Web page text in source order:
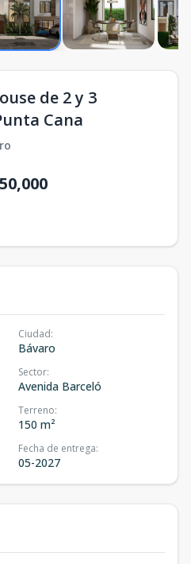
de 2 y 3
Cana
Ciudad:
Bávaro
Sector:
Avenida Barceló
Terreno:
150 m²
Fecha de entrega:
05-2027